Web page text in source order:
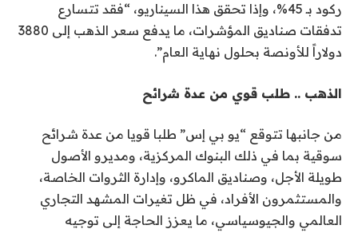
ركود بـ 45%، وإذا تحقق هذا السيناريو، “فقد تتسارع
تدفقات صناديق المؤشرات، ما يدفع سعر الذهب إلى 3880
دولاراً للأونصة بحلول نهاية العام”.
الذهب .. طلب قوي من عدة شرائح
من جانبها تتوقع “يو بي إس” طلبا قويا من عدة شرائح
سوقية بما في ذلك البنوك المركزية، ومديرو الأصول
طويلة الأجل، وصناديق الماكرو، وإدارة الثروات الخاصة،
والمستثمرون الأفراد، في ظل تغيرات المشهد التجاري
العالمي والجيوسياسي، ما يعزز الحاجة إلى توجيه